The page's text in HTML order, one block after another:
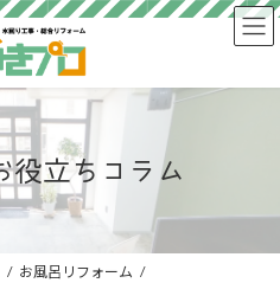
役立ちコラム
お風呂リフォーム